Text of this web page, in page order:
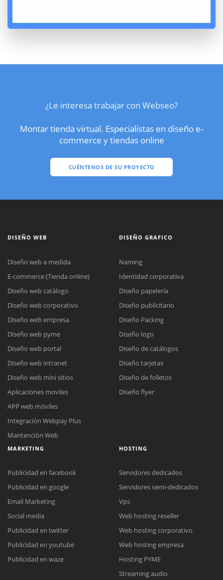
¿Le interesa trabajar con Webseo?
Montar tienda virtual. Especialistas en diseño e-
commerce y tiendas online
CUÉNTENOS DE SU PROYECTO
Reunión online
Meet para la reunión online.
Cotización
Chat Online
Todos nuestros ejecutivos están fuera de línea. Complete el formulario
DISEÑO WEB
Diseño web a medida
E-commerce (Tienda online)
Diseño web catálogo
Diseño web corporativo
Diseño web empresa
Diseño web pyme
Diseño web portal
Diseño web intranet
Diseño web mini sitios
Aplicaciones moviles
APP web móviles
Integración Webpay Plus
Mantención Web
DISEÑO GRAFICO
Naming
Identidad corporativa
Diseño papelería
Diseño publicitario
Diseño Packing
Diseño logo
Diseño de catálogos
Diseño tarjetas
Diseño de folletos
Diseño flyer
MARKETING
Publicidad en facebook
Publicidad en google
Email Marketing
Social media
Publicidad en twitter
Publicidad en youtube
Publicidad en waze
HOSTING
Servidores dedicados
Servidores semi-dedicados
Vps
Web hosting reseller
Web hosting corporativo
Web hosting empresa
Hosting PYME
Streaming audio